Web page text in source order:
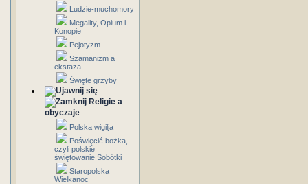
Ludzie-muchomory
Megality, Opium i
Konopie
Pejotyzm
Szamanizm a
ekstaza
Święte grzyby
Religie a
obyczaje
Polska wigilja
Poświęcić bożka,
czyli polskie
świętowanie Sobótki
Staropolska
Wielkanoc